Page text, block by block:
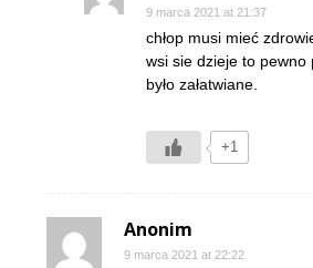
9 marca 2021 at 21:37
chłop musi mieć
wsi sie dzieje to pewno
było załatwiane.
+1
Anonim
9 marca 2021 at 22:22